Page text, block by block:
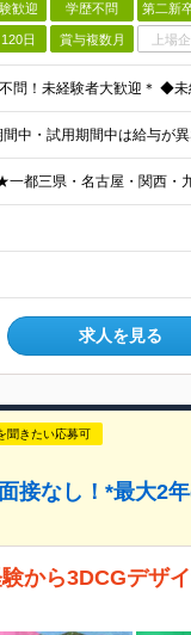
歓迎 学歴不問 第二新
日 賞与複数月 上場
求人を見る
聞きたい応募可
接なし！*最大2
から3DCGデザ